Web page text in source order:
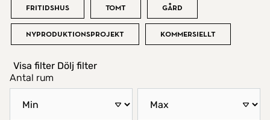
Fritidshus Tomt Gård
Nyproduktionsprojekt Kommersiellt
Visa filter Dölj filter
Antal rum